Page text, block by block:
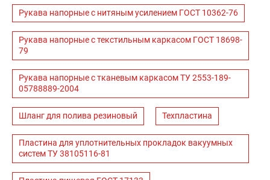
Рукава напорные с нитяным усилением ГОСТ 10362-76
Рукава напорные с текстильным каркасом ГОСТ 18698-
79
Рукава напорные с тканевым каркасом ТУ 2553-189-
05788889-2004
Шланг для полива резиновый Техпластина
Пластина для уплотнительных прокладок вакуумных
систем ТУ 38105116-81